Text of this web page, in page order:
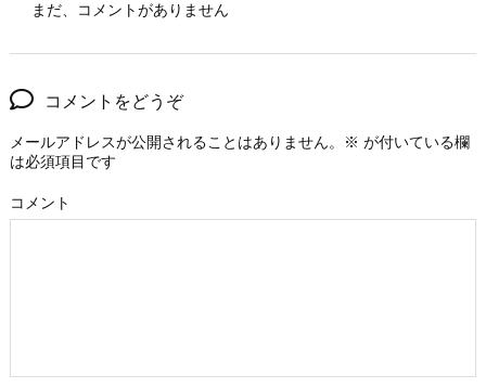
まだ、コメントがありません
コメントをどうぞ
メールアドレスが公開されることはありません。 ※ が付いている欄
は必須項目です
コメント